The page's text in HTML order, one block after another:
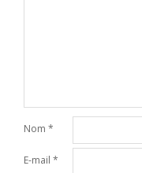
Nom *
E-mail *